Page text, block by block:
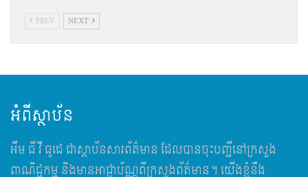
PREV NEXT
អំពីស្ថាប័ន
អឹម​ ធី វី ធូដេ ជាស្ថាប័នសារព័ត៌មាន ដែលបានចុះបញ្ជីនៅក្រសួង
ពាណិជ្ជកម្ម និងមានអាជ្ញាប័ណ្ណពីក្រសួងព័ត៌មាន។ យើងខ្ញុំនឹង